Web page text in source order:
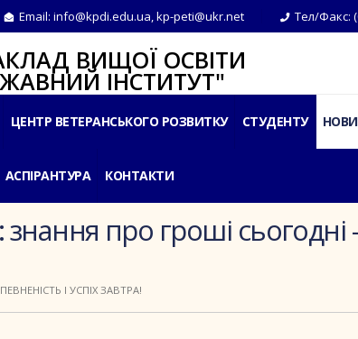
Email: info@kpdi.edu.ua,kp-peti@ukr.net Тел/Факс:
ВИЩОЇ ОСВІТИ
ІНСТИТУТ"
ЦЕНТР ВЕТЕРАНСЬКОГО РОЗВИТКУ СТУДЕНТУ
АСПІРАНТУРА КОНТАКТИ
про гроші сьогодні
І УСПІХ ЗАВТРА!